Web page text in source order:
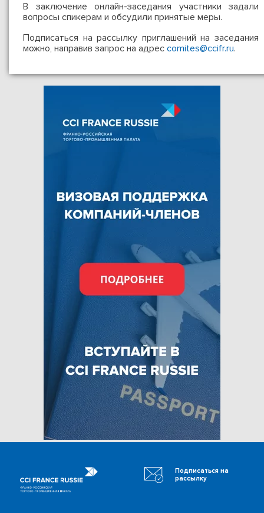
В заключение онлайн-заседания участники задали
вопросы спикерам и обсудили принятые меры.
Подписаться на рассылку приглашений на заседания
можно, направив запрос на адрес comites@ccifr.ru.
Подписаться на
рассылку